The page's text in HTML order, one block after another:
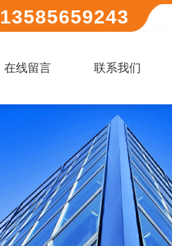
13585659243
在线留言 联系我们